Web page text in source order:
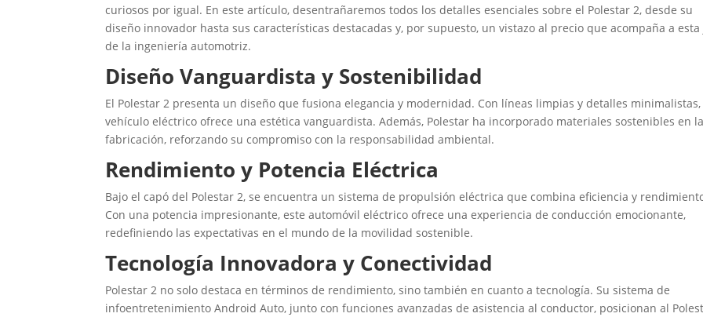
curiosos por igual. En este artículo, desentrañaremos todos los detalles esenciales sobre el Polestar 2, desde su
diseño innovador hasta sus características destacadas y, por supuesto, un vistazo al precio que acompaña a esta
de la ingeniería automotriz.
Diseño Vanguardista y Sostenibilidad
El Polestar 2 presenta un diseño que fusiona elegancia y modernidad. Con líneas limpias y detalles minimalistas,
vehículo eléctrico ofrece una estética vanguardista. Además, Polestar ha incorporado materiales sostenibles en la
fabricación, reforzando su compromiso con la responsabilidad ambiental.
Rendimiento y Potencia Eléctrica
Bajo el capó del Polestar 2, se encuentra un sistema de propulsión eléctrica que combina eficiencia y
Con una potencia impresionante, este automóvil eléctrico ofrece una experiencia de conducción emocionante,
redefiniendo las expectativas en el mundo de la movilidad sostenible.
Tecnología Innovadora y Conectividad
Polestar 2 no solo destaca en términos de rendimiento, sino también en cuanto a tecnología. Su sistema de
infoentretenimiento Android Auto, junto con funciones avanzadas de asistencia al conductor, posicionan al